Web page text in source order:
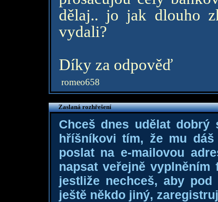
dělaj.. jo jak dlouho
vydali?
Díky za odpověď
romeo658
Zaslaná rozhřešení
Chceš dnes udělat dobrý
hříšníkovi tím, že mu
poslat na e-mailovou
napsat veřejně
jestliže nechceš, aby
ještě někdo jiný,